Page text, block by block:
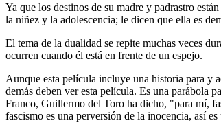
Ya que los destinos de su madre y padrastro
la niñez y la adolescencia; le dicen que ella es
El tema de la dualidad se repite muchas veces
ocurren cuando él está en frente de un espejo.
Aunque esta película incluye una historia para y
demás deben ver esta película. Es una parábola
Franco, Guillermo del Toro ha dicho, "para mí,
fascismo es una perversión de la inocencia, así